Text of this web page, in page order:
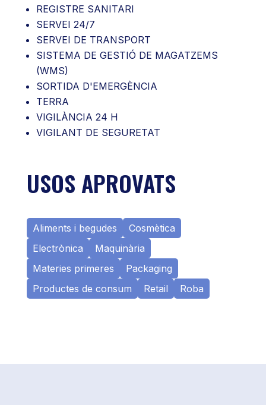
REGISTRE SANITARI
SERVEI 24/7
SERVEI DE TRANSPORT
SISTEMA DE GESTIÓ DE MAGATZEMS
(WMS)
SORTIDA D'EMERGÈNCIA
TERRA
VIGILÀNCIA 24 H
VIGILANT DE SEGURETAT
USOS APROVATS
Aliments i begudes
Cosmètica
Electrònica
Maquinària
Materies primeres
Packaging
Productes de consum
Retail Roba